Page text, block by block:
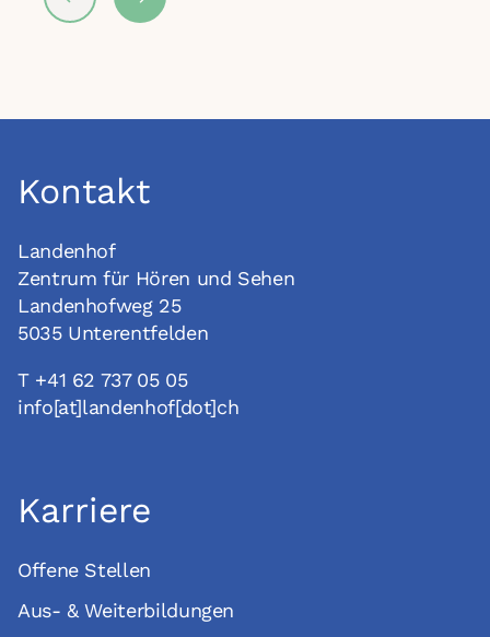
Kontakt
Landenhof
Zentrum für Hören und Sehen
Landenhofweg 25
5035 Unterentfelden
T +41 62 737 05 05
info[at]landenhof[dot]ch
Karriere
Offene Stellen
Aus- & Weiterbildungen